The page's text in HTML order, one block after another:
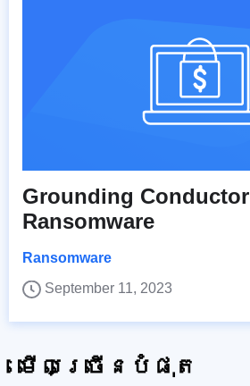
Grounding Conductor
Ransomware
Ransomware
September 11, 2023
មើលច្រើនបំផុត